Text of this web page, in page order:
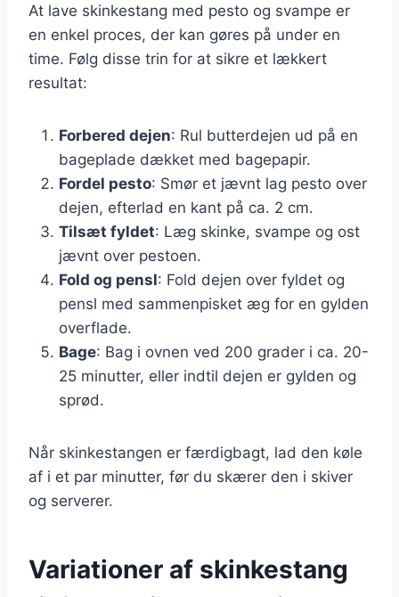
At lave skinkestang med pesto og svampe er
en enkel proces, der kan gøres på under en
time. Følg disse trin for at sikre et lækkert
resultat:
Forbered dejen: Rul butterdejen ud på en
bageplade dækket med bagepapir.
Fordel pesto: Smør et jævnt lag pesto over
dejen, efterlad en kant på ca. 2 cm.
Tilsæt fyldet: Læg skinke, svampe og ost
jævnt over pestoen.
Fold og pensl: Fold dejen over fyldet og
pensl med sammenpisket æg for en gylden
overflade.
Bage: Bag i ovnen ved 200 grader i ca. 20-
25 minutter, eller indtil dejen er gylden og
sprød.
Når skinkestangen er færdigbagt, lad den køle
af i et par minutter, før du skærer den i skiver
og serverer.
Variationer af skinkestang